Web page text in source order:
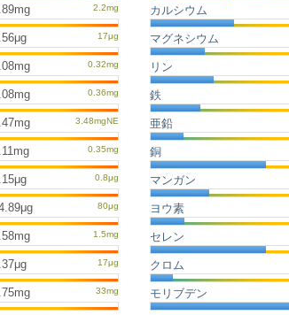
カルシウム
マグネシウム
リン
鉄
亜鉛
銅
マンガン
ヨウ素
セレン
クロム
モリブデン